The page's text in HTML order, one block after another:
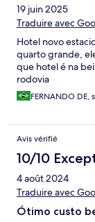
19 juin 2025
Traduire avec
Hotel novo
quarto grande,
que hotel é na
rodovia
FERNANDO DE,
Avis vérifié
10/10
4 août 2024
Traduire avec
Ótimo custo